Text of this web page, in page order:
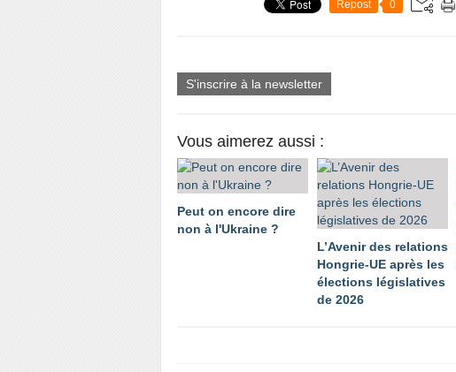
Repost 0
S'inscrire à la newsletter
Vous aimerez aussi :
Peut on encore dire
non à l'Ukraine ?
L’Avenir des relations
Hongrie-UE après les
élections législatives
de 2026